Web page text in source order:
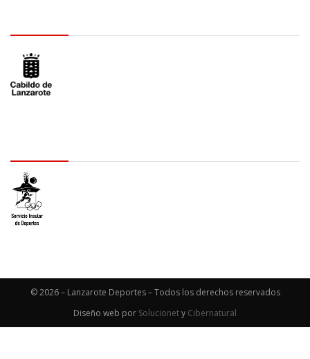
© 2026 – Lanzarote Deportes – Todos los derechos reservados
Diseño web por Solucionety Cibernatural